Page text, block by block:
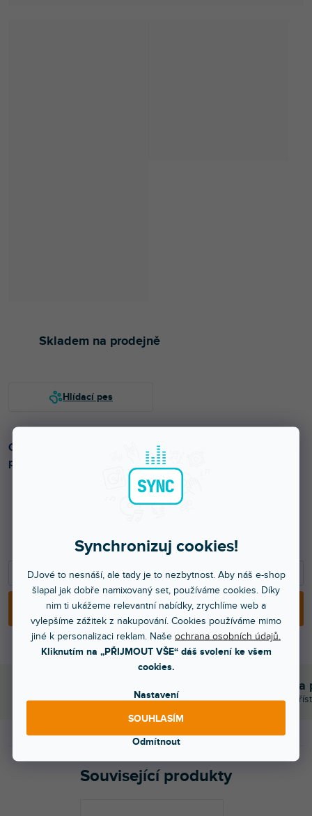
Synchronizuj cookies!
DJové to nesnáší, ale tady je to nezbytnost. Aby náš e-shop
šlapal jak dobře namixovaný set, používáme cookies. Díky
nim ti ukážeme relevantní nabídky, zrychlíme web a
vylepšíme zážitek z nakupování. Cookies používáme mimo
jiné k personalizaci reklam. Naše ochrana osobních údajů.
Kliknutím na „PŘIJMOUT VŠE“ dáš svolení ke všem
cookies.
Nastavení
Odmítnout
SOUHLASÍM
544 Kč bez DPH
Skladem na prodejně
PŘIDAT DO KOŠÍKU
Ochranný transparentní kryt z odolného polykarbonátu
přesně tvarovaný pro Universal Audio UAFX pedals.
Objednávky do 15:00 letí hned
Komunikace a
Chválíte nás za
Související produkty